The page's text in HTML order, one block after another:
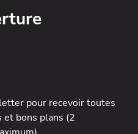
pour recevoir toutes
et bons plans (2